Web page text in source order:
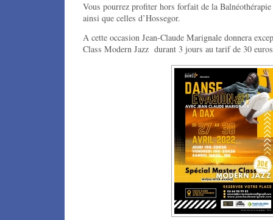
Vous pourrez profiter hors forfait de la Balnéothérapie
ainsi que celles d’Hossegor.
A cette occasion Jean-Claude Marignale donnera
Class Modern Jazz durant 3 jours au tarif de 30